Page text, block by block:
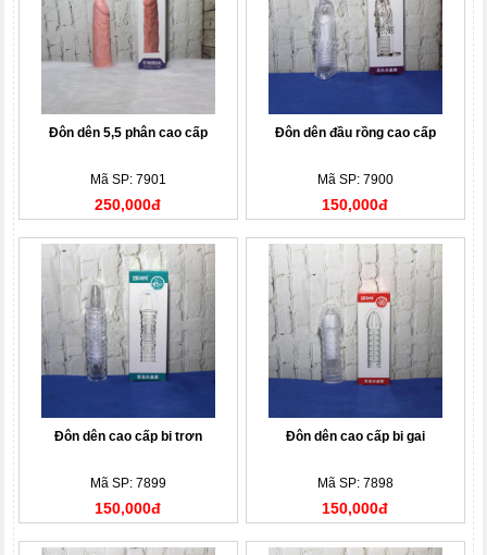
Đôn dên 5,5 phân cao cấp
Mã SP: 7901
250,000đ
Đôn dên đầu rồng cao cấp
Mã SP: 7900
150,000đ
Đôn dên cao cấp bi trơn
Mã SP: 7899
150,000đ
Đôn dên cao cấp bi gai
Mã SP: 7898
150,000đ